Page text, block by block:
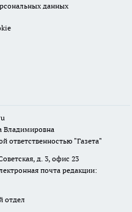
данных
Владимировна
ответственностью "Газета"
д. 3, офис 23
почта редакции:
отдел